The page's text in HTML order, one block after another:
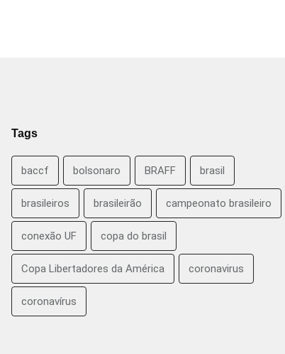
Tags
baccf bolsonaro BRAFF brasil
brasileiros brasileirão campeonato brasileiro
conexão UF copa do brasil
Copa Libertadores da América coronavirus
coronavírus